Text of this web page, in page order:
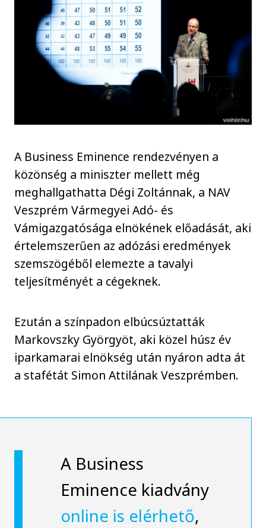
A Business Eminence rendezvényen a
közönség a miniszter mellett még
meghallgathatta Dégi Zoltánnak, a NAV
Veszprém Vármegyei Adó- és
Vámigazgatósága elnökének előadását, aki
értelemszerűen az adózási eredmények
szemszögéből elemezte a tavalyi
teljesítményét a cégeknek.
Ezután a színpadon elbúcsúztatták
Markovszky Györgyöt, aki közel húsz év
iparkamarai elnökség után nyáron adta át
a stafétát Simon Attilának Veszprémben.
A Business
Eminence kiadvány
online is elérhető,